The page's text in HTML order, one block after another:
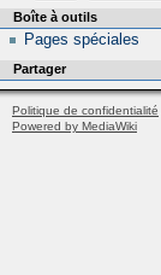
Boîte à outils
Pages spéciales
Partager
Politique de confidentialité
Powered by MediaWiki